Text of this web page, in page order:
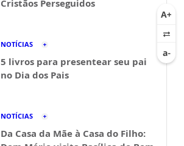
Cristãos Perseguidos
NOTÍCIAS
5 livros para presentear seu pai
no Dia dos Pais
NOTÍCIAS
Da Casa da Mãe à Casa do Filho: